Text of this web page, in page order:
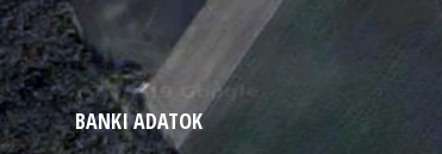
BANKI ADATOK